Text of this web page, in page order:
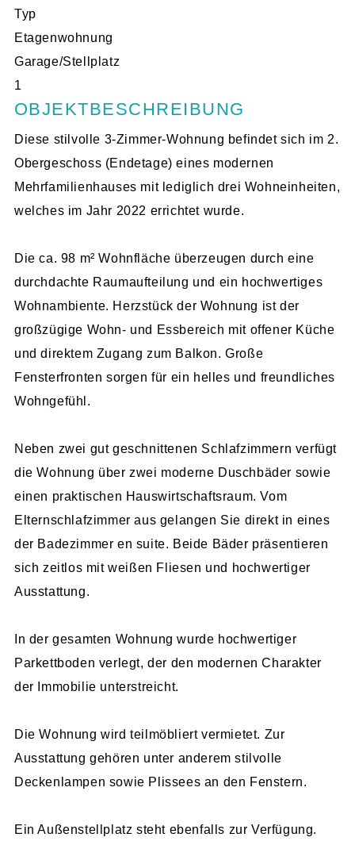
Typ
Etagenwohnung
Garage/Stellplatz
1
OBJEKTBESCHREIBUNG
Diese stilvolle 3-Zimmer-Wohnung befindet sich im 2.
Obergeschoss (Endetage) eines modernen
Mehrfamilienhauses mit lediglich drei Wohneinheiten,
welches im Jahr 2022 errichtet wurde.
Die ca. 98 m² Wohnfläche überzeugen durch eine
durchdachte Raumaufteilung und ein hochwertiges
Wohnambiente. Herzstück der Wohnung ist der
großzügige Wohn- und Essbereich mit offener Küche
und direktem Zugang zum Balkon. Große
Fensterfronten sorgen für ein helles und freundliches
Wohngefühl.
Neben zwei gut geschnittenen Schlafzimmern verfügt
die Wohnung über zwei moderne Duschbäder sowie
einen praktischen Hauswirtschaftsraum. Vom
Elternschlafzimmer aus gelangen Sie direkt in eines
der Badezimmer en suite. Beide Bäder präsentieren
sich zeitlos mit weißen Fliesen und hochwertiger
Ausstattung.
In der gesamten Wohnung wurde hochwertiger
Parkettboden verlegt, der den modernen Charakter
der Immobilie unterstreicht.
Die Wohnung wird teilmöbliert vermietet. Zur
Ausstattung gehören unter anderem stilvolle
Deckenlampen sowie Plissees an den Fenstern.
Ein Außenstellplatz steht ebenfalls zur Verfügung.